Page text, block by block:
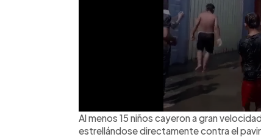
Al menos 15 niños cayeron a gran
estrellándose directamente contra el